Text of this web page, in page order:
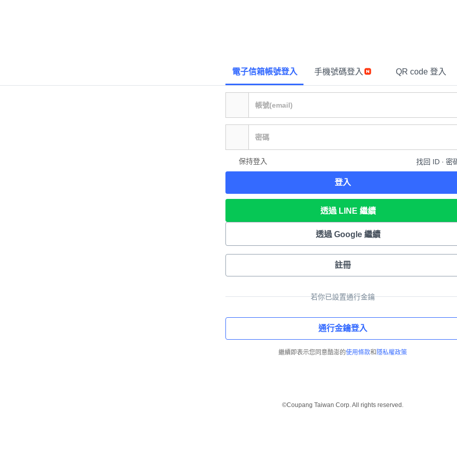
電子信箱帳號登入 手機號碼登入 QR code 登入
保持登入 找回 ID ∙ 密
登入
透過 LINE 繼續
透過 Google 繼續
註冊
若你已設置通行金鑰
通行金鑰登入
繼續即表示您同意酷澎的使用條款和 隱私權政策
©Coupang Taiwan Corp. All rights reserved.